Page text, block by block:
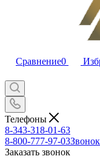
Сравнение0
Телефоны
8-343-318-01-63
8-800-777-97-03
Заказать звонок